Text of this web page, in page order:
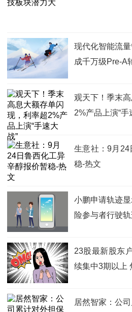
现代化智能流
成千万级Pre-A
观天下！季末
2%产品上演“手
生意社：9月24
稳-热文
小鹏申请轨迹
险参与者行驶
23股最新股东
续集中3期以上
居然智家：公